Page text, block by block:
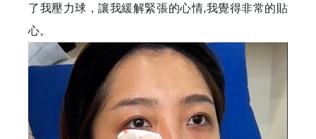
了我壓力球，讓我緩解緊張的心情,我覺得非常的貼
心。